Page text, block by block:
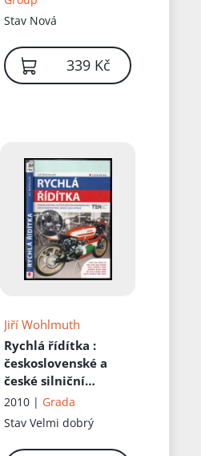
Stav Nová
339 Kč
Jiří Wohlmuth
Rychlá řídítka :
československé a
české silniční
závodní motocykly -
osudy konstruktérů,
jezdců i jejich strojů
2010 | Grada
StavVelmi dobrý